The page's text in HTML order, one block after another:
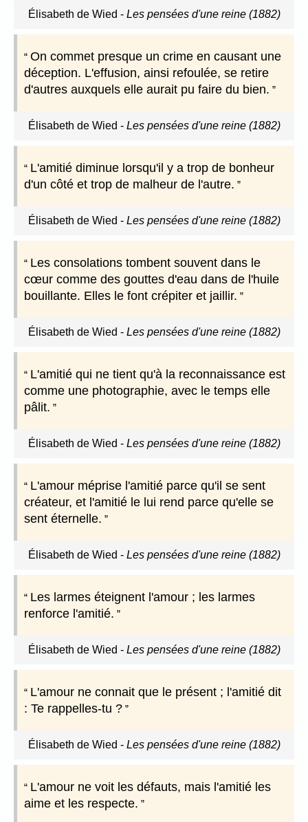
Élisabeth de Wied - Les pensées d'une reine (1882)
On commet presque un crime en causant une
déception. L'effusion, ainsi refoulée, se retire
d'autres auxquels elle aurait pu faire du bien.
Élisabeth de Wied - Les pensées d'une reine (1882)
L'amitié diminue lorsqu'il y a trop de bonheur
d'un côté et trop de malheur de l'autre.
Élisabeth de Wied - Les pensées d'une reine (1882)
Les consolations tombent souvent dans le
cœur comme des gouttes d'eau dans de l'huile
bouillante. Elles le font crépiter et jaillir.
Élisabeth de Wied - Les pensées d'une reine (1882)
L'amitié qui ne tient qu'à la reconnaissance est
comme une photographie, avec le temps elle
pâlit.
Élisabeth de Wied - Les pensées d'une reine (1882)
L'amour méprise l'amitié parce qu'il se sent
créateur, et l'amitié le lui rend parce qu'elle se
sent éternelle.
Élisabeth de Wied - Les pensées d'une reine (1882)
Les larmes éteignent l'amour ; les larmes
renforce l'amitié.
Élisabeth de Wied - Les pensées d'une reine (1882)
L'amour ne connait que le présent ; l'amitié dit
: Te rappelles-tu ?
Élisabeth de Wied - Les pensées d'une reine (1882)
L'amour ne voit les défauts, mais l'amitié les
aime et les respecte.